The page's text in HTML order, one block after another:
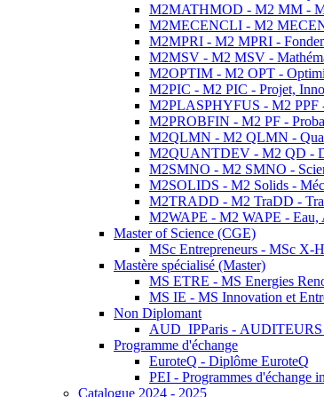
M2MATHMOD - M2 MM -
M2MECENCLI - M2
M2MPRI - M2 MPRI -
M2MSV - M2 MSV -
M2OPTIM - M2 OPT -
M2PIC - M2 PIC - Projet,
M2PLASPHYFUS - M2 PPF -
M2PROBFIN - M2 PF -
M2QLMN - M2 QLMN -
M2QUANTDEV - M2 QD -
M2SMNO - M2 SMNO -
M2SOLIDS - M2 Solids -
M2TRADD - M2 TraDD -
M2WAPE - M2 WAPE - Eau,
Master of Science (CGE)
MSc Entrepreneurs - MSc X-
Mastère spécialisé (Master)
MS ETRE - MS Energies
MS IE - MS Innovation et
Non Diplomant
AUD_IPParis - AUDITEURS
Programme d'échange
EuroteQ - Diplôme EuroteQ
PEI - Programmes d'échange
Catalogue 2024 - 2025